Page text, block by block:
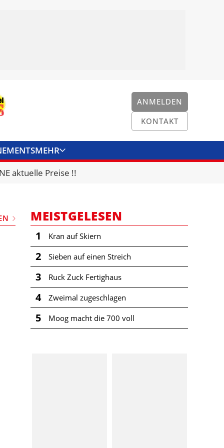
ANMELDEN
KONTAKT
MEHR
KONTAKT
aktuelle Preise !!
MEISTGELESEN
1 Kran auf Skiern
2 Sieben auf einen Streich
3 Ruck Zuck Fertighaus
4 Zweimal zugeschlagen
5 Moog macht die 700 voll